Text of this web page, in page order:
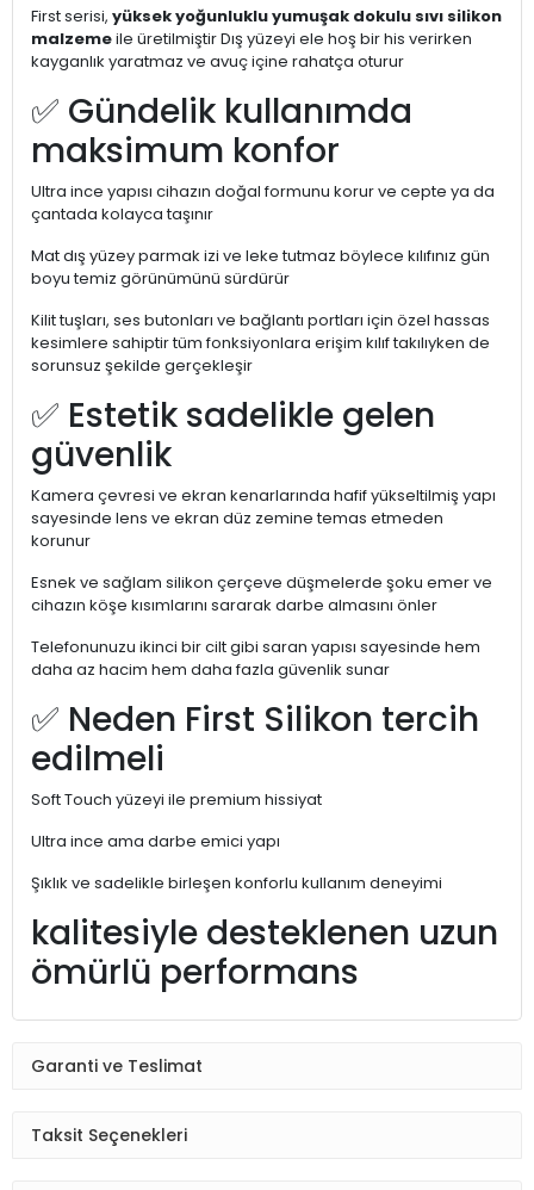
First serisi, yüksek yoğunluklu yumuşak dokulu sıvı silikon
malzemeile üretilmiştir Dış yüzeyi ele hoş bir his verirken
kayganlık yaratmaz ve avuç içine rahatça oturur
✅ Gündelik kullanımda
maksimum konfor
Ultra ince yapısı cihazın doğal formunu korur ve cepte ya da
çantada kolayca taşınır
Mat dış yüzey parmak izi ve leke tutmaz böylece kılıfınız gün
boyu temiz görünümünü sürdürür
Kilit tuşları, ses butonları ve bağlantı portları için özel hassas
kesimlere sahiptir tüm fonksiyonlara erişim kılıf takılıyken de
sorunsuz şekilde gerçekleşir
✅ Estetik sadelikle gelen
güvenlik
Kamera çevresi ve ekran kenarlarında hafif yükseltilmiş yapı
sayesinde lens ve ekran düz zemine temas etmeden
korunur
Esnek ve sağlam silikon çerçeve düşmelerde şoku emer ve
cihazın köşe kısımlarını sararak darbe almasını önler
Telefonunuzu ikinci bir cilt gibi saran yapısı sayesinde hem
daha az hacim hem daha fazla güvenlik sunar
✅ Neden First Silikon tercih
edilmeli
Soft Touch yüzeyi ile premium hissiyat
Ultra ince ama darbe emici yapı
Şıklık ve sadelikle birleşen konforlu kullanım deneyimi
kalitesiyle desteklenen uzun
ömürlü performans
Garanti ve Teslimat
Taksit Seçenekleri